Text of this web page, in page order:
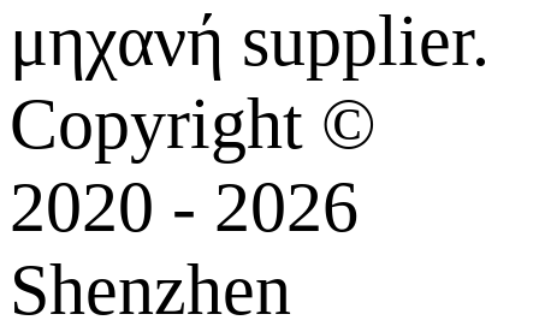
μηχανή supplier.
Copyright ©
2020 - 2026
Shenzhen